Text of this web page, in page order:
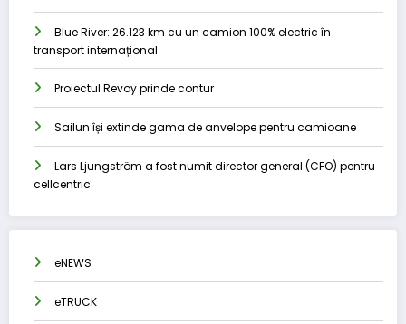
Blue River: 26.123 km cu un camion 100% electric în
transport internațional
Proiectul Revoy prinde contur
Sailun își extinde gama de anvelope pentru camioane
Lars Ljungström a fost numit director general (CFO) pentru
cellcentric
eNEWS
eTRUCK